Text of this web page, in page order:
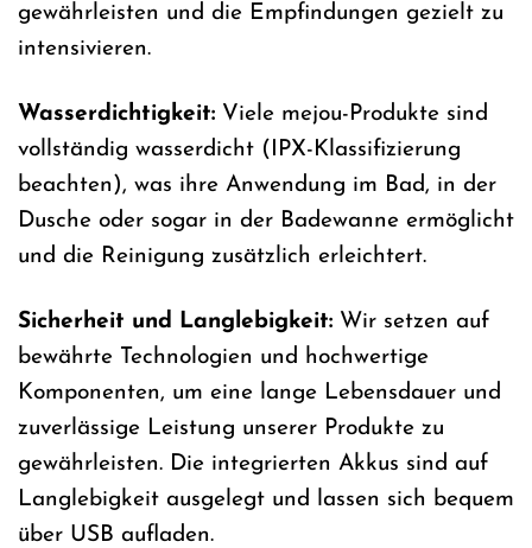
gewährleisten und die Empfindungen gezielt zu
intensivieren.
Wasserdichtigkeit: Viele mejou-Produkte sind
vollständig wasserdicht (IPX-Klassifizierung
beachten), was ihre Anwendung im Bad, in der
Dusche oder sogar in der Badewanne ermöglicht
und die Reinigung zusätzlich erleichtert.
Sicherheit und Langlebigkeit: Wir setzen auf
bewährte Technologien und hochwertige
Komponenten, um eine lange Lebensdauer und
zuverlässige Leistung unserer Produkte zu
gewährleisten. Die integrierten Akkus sind auf
Langlebigkeit ausgelegt und lassen sich bequem
über USB aufladen.